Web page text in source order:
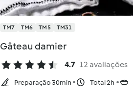
TM7 TM6 TM5 TM31
Gâteau damier
4.7 12 avaliações
Preparação 30min Total 2h